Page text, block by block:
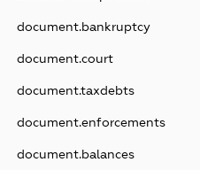
document.bankruptcy
document.court
document.taxdebts
document.enforcements
document.balances